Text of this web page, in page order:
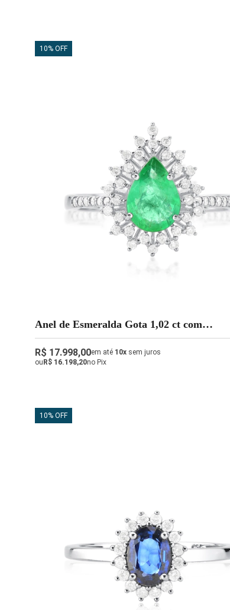
10% OFF
Anel de Esmeralda Gota 1,02 ct com
Diamantes em Ouro Branco 18K
R$ 17.998,00em até 10x sem juros
ou R$ 16.198,20no Pix
10% OFF